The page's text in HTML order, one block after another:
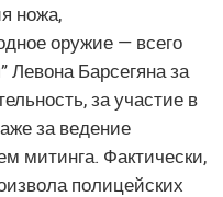
ножа,
оружие — всего
Левона Барсегяна за
за участие в
за ведение
митинга. Фактически,
полицейских